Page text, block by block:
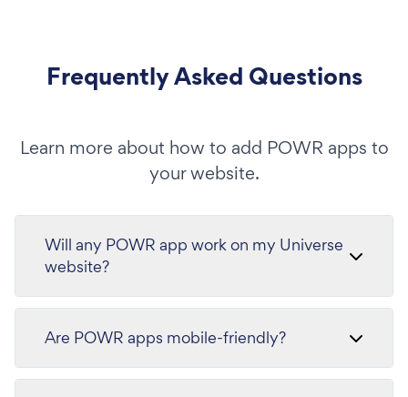
Frequently Asked Questions
Learn more about how to add POWR apps to
your website.
Will any POWR app work on my Universe
website?
Are POWR apps mobile-friendly?